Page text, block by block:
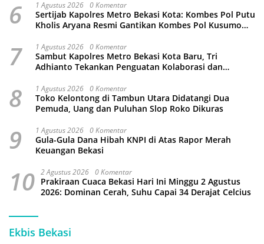
6 1 Agustus 2026 0 Komentar
Sertijab Kapolres Metro Bekasi Kota: Kombes Pol Putu
Kholis Aryana Resmi Gantikan Kombes Pol Kusumo
7 1 Agustus 2026 0 Komentar
Sambut Kapolres Metro Bekasi Kota Baru, Tri
Adhianto Tekankan Penguatan Kolaborasi dan
8 1 Agustus 2026 0 Komentar
Toko Kelontong di Tambun Utara Didatangi Dua
Pemuda, Uang dan Puluhan Slop Roko Dikuras
9 1 Agustus 2026 0 Komentar
Gula-Gula Dana Hibah KNPI di Atas Rapor Merah
Keuangan Bekasi
10 2 Agustus 2026 0 Komentar
Prakiraan Cuaca Bekasi Hari Ini Minggu 2 Agustus
2026: Dominan Cerah, Suhu Capai 34 Derajat Celcius
Ekbis Bekasi